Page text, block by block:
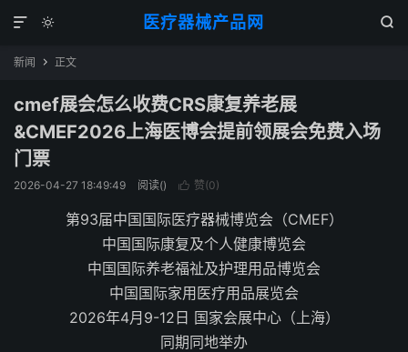
医疗器械产品网
 

新闻  正文
cmef展会怎么收费CRS康复养老展
&CMEF2026上海医博会提前领展会免费入场
门票
2026-04-27 18:49:49 阅读()  赞(0)
第93届中国国际医疗器械博览会（CMEF）
中国国际康复及个人健康博览会
中国国际养老福祉及护理用品博览会
中国国际家用医疗用品展览会
2026年4月9-12日 国家会展中心（上海）
同期同地举办